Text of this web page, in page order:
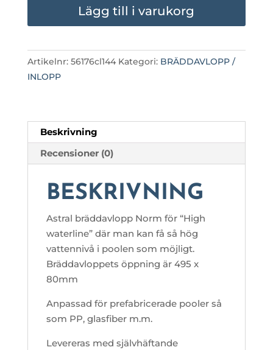
WATERLINE
ANTRACIT
Lägg till i varukorg
Artikelnr: 56176cl144 Kategori: BRÄDDAVLOPP /
INLOPP
Beskrivning
Recensioner (0)
BESKRIVNING
Astral bräddavlopp Norm för “High
waterline” där man kan få så hög
vattennivå i poolen som möjligt.
Bräddavloppets öppning är 495 x
80mm
Anpassad för prefabricerade pooler så
som PP, glasfiber m.m.
Levereras med självhäftande